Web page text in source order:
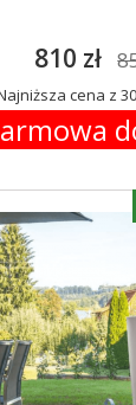
810 zł
cena z